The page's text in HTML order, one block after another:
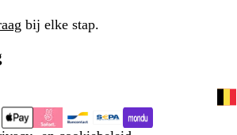
bij elke stap.